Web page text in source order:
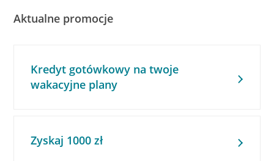
Aktualne promocje
Kredyt gotówkowy na twoje
wakacyjne plany
Zyskaj 1000 zł